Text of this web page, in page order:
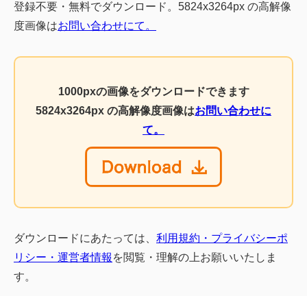
登録不要・無料でダウンロード。5824x3264px の高解像
度画像はお問い合わせにて。
1000pxの画像をダウンロードできます
5824x3264px の高解像度画像はお問い合わせに
て。
ダウンロードにあたっては、 利用規約・プライバシーポ
リシー・運営者情報 を閲覧・理解の上お願いいたしま
す。